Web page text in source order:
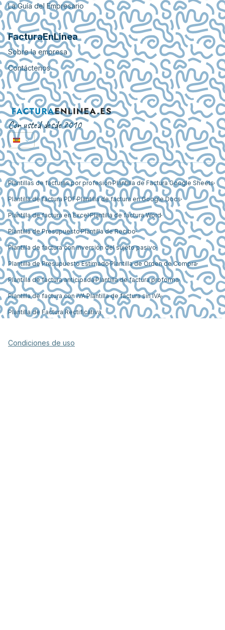
La Guía del Empresario
FacturaEnLinea
Sobre la empresa
Contáctenos
Con usted desde 2010
Plantillas de facturas por profesión Plantilla de Factura Google Sheets
Plantilla de factura PDFPlantilla de factura en Google Docs
Plantilla de factura en ExcelPlantilla de factura Word
Plantilla de PresupuestoPlantilla de Recibo
Plantilla de factura con inversión del sujeto pasivo
Plantilla de Presupuesto EstimadoPlantilla de Orden de Compra
Plantilla de factura anticipadaPlantilla de factura proforma
Plantilla de factura con IVAPlantilla de factura sin IVA
Plantilla de Factura Rectificativa
Condiciones de uso